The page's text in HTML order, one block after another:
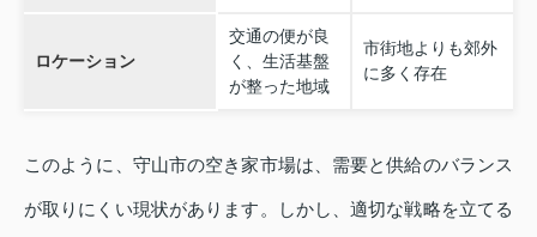
ロケーション
交通の便が良
く、生活基盤
が整った地域
市街地よりも郊外
に多く存在
このように、守山市の空き家市場は、需要と供給のバランス
が取りにくい現状があります。しかし、適切な戦略を立てる